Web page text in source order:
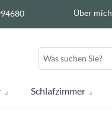
Über mich
Schlafzimmer